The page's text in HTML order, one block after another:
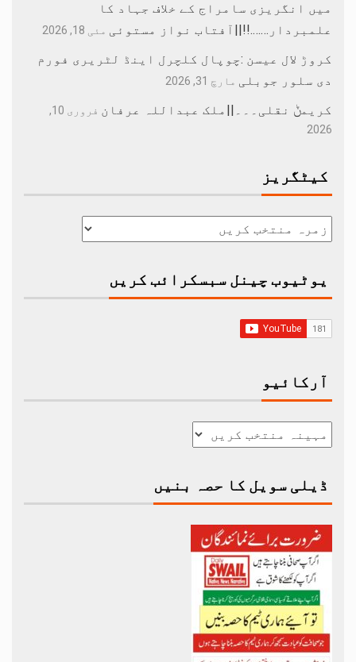
میں انگریزی سامراج کے خلاف جہاد کا
علمبردار…….!!||آفتاب نواز مستوئی مئی 18, 2026
کروڑ لال عیسن :چوپال کلچرل اینڈ لٹریری فورم
دی سلور جوبلی مارچ 31, 2026
کریمݨ نقلی۔۔۔||ملک عبداللہ عرفان
فروری 10,
2026
کیٹگریز
یوٹیوب چینل سبسکرائب کریں
آرکائیو
ڈیلی سویل کا حصہ بنیں